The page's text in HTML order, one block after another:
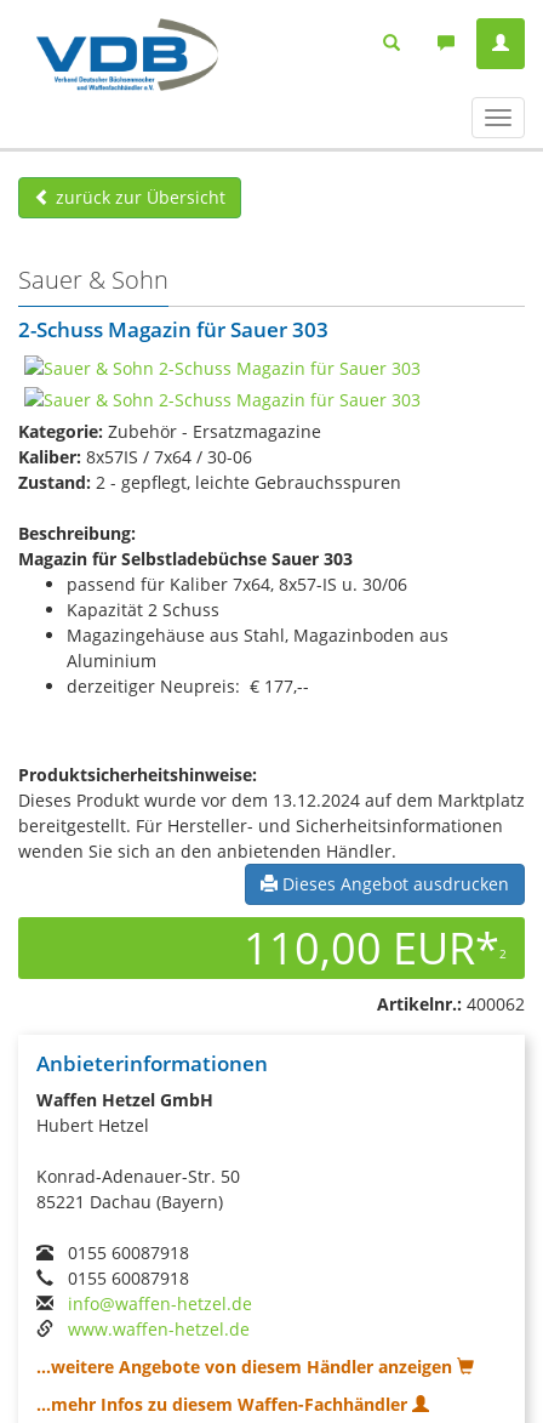
ein-/
zurück zur Übersicht
Sauer & Sohn
2-Schuss Magazin für Sauer 303
Kategorie: Zubehör - Ersatzmagazine
Kaliber: 8x57IS / 7x64 / 30-06
Zustand: 2 - gepflegt, leichte Gebrauchsspuren
Beschreibung:
Magazin für Selbstladebüchse Sauer 303
passend für Kaliber 7x64, 8x57-IS u. 30/06
Kapazität 2 Schuss
Magazingehäuse aus Stahl, Magazinboden aus
Aluminium
derzeitiger Neupreis: € 177,--
Produktsicherheitshinweise:
Dieses Produkt wurde vor dem 13.12.2024 auf dem Marktplatz
bereitgestellt. Für Hersteller- und Sicherheitsinformationen
wenden Sie sich an den anbietenden Händler.
Dieses Angebot ausdrucken
110,00 EUR*2
Artikelnr.: 400062
Anbieterinformationen
Waffen Hetzel GmbH
Hubert Hetzel
Konrad-Adenauer-Str. 50
85221 Dachau (Bayern)
0155 60087918
0155 60087918
info@waffen-hetzel.de
www.waffen-hetzel.de
...weitere Angebote von diesem Händler anzeigen
...mehr Infos zu diesem Waffen-Fachhändler